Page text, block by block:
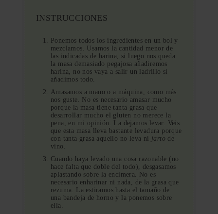
INSTRUCCIONES
Ponemos todos los ingredientes en un bol y
mezclamos. Usamos la cantidad menor de
las indicadas de harina, si luego nos queda
la masa demasiado pegajosa añadiremos
harina, no nos vaya a salir un ladrillo si
añadimos todo.
Amasamos a mano o a máquina, como más
nos guste. No es necesario amasar mucho
porque la masa tiene tanta grasa que
desarrollar mucho el gluten no merece la
pena, en mi opinión. La dejamos levar. Veis
que esta masa lleva bastante levadura porque
con tanta grasa aquello no leva ni jarto de
vino.
Cuando haya levado una cosa razonable (no
hace falta que doble del todo), desgasamos
aplastando sobre la encimera. No es
necesario enharinar ni nada, de la grasa que
rezuma. La estiramos hasta el tamaño de
una bandeja de horno y la ponemos sobre
ella.